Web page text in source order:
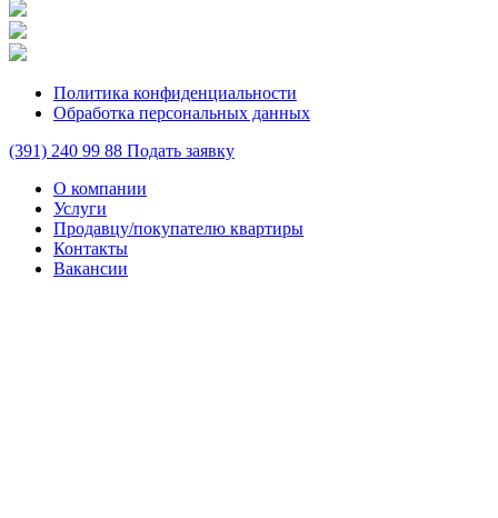
Политика конфиденциальности
Обработка персональных данных
(391) 240 99 88 Подать заявку
О компании
Услуги
Продавцу/покупателю квартиры
Контакты
Вакансии